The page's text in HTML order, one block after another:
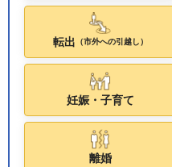
転出 （市外への引越し）
妊娠・子育て
離婚